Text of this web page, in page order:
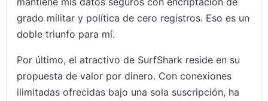
grado militar y política de cero registros. Eso es un
doble triunfo para mí.
Por último, el atractivo de SurfShark reside en su
propuesta de valor por dinero. Con conexiones
ilimitadas ofrecidas bajo una sola suscripción, ha